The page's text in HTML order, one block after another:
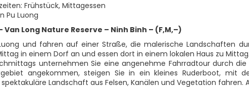
Frühstück, Mittagessen
Pu Luong
Van Long Nature Reserve – Ninh Binh – (F,M,–)
und fahren auf einer Straße, die malerische Landschaften
in einem Dorf an und essen dort in einem lokalen Haus zu Mittag.
unternehmen Sie eine angenehme Fahrradtour durch
angekommen, steigen Sie in ein kleines Ruderboot, mit
Landschaft aus Felsen, Kanälen und Vegetation fahren.